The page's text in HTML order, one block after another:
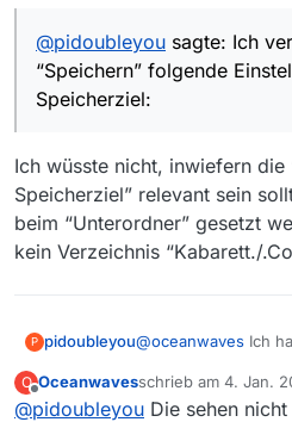
@pidoubleyou sagte: Ich
“Speichern” folgende
Speicherziel:
Ich wüsste nicht, inwiefern die
Speicherziel” relevant sein
beim “Unterordner” gesetzt
kein Verzeichnis “Kabarett./
P pidoubleyou@oceanwaves Ich
Windows-System
sowohl im Pfad als
Ich verwende für
Einstellungen für
O
Offline
Oceanwavesschrieb am 4. Jan.
zuletzt editiert von
@pidoubleyou Die sehen